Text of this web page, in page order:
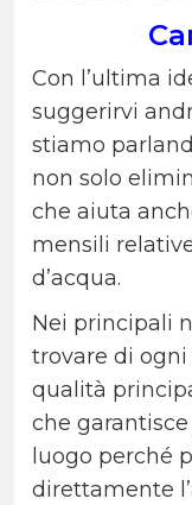
Con l’ultima
suggerirvi
stiamo
non solo
che aiuta
mensili
d’acqua.
Nei principali
trovare di
qualità
che
luogo perché
direttamente